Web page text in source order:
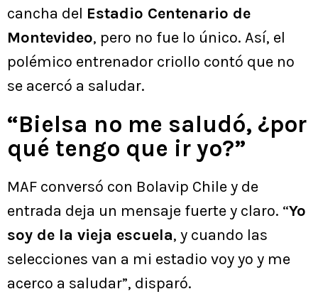
cancha del Estadio Centenario de
Montevideo, pero no fue lo único. Así, el
polémico entrenador criollo contó que no
se acercó a saludar.
“Bielsa no me saludó, ¿por
qué tengo que ir yo?”
MAF conversó con Bolavip Chile y de
entrada deja un mensaje fuerte y claro. “Yo
soy de la vieja escuela, y cuando las
selecciones van a mi estadio voy yo y me
acerco a saludar”, disparó.